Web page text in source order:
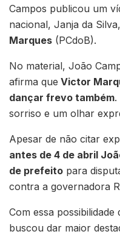
Campos publicou um
nacional, Janja da
Marques (PCdoB).
No material, João
afirma que Victor
dançar frevo também.
sorriso e um olhar
Apesar de não citar
antes de 4 de abril
de prefeito para
contra a governadora
Com essa
buscou dar maior